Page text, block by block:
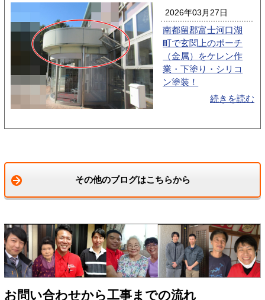
2026年03月27日
南都留郡富士河口湖
町で玄関上のポーチ
（金属）をケレン作
業・下塗り・シリコ
ン塗装！
続きを読む
その他のブログはこちらから
お問い合わせから工事までの流れ